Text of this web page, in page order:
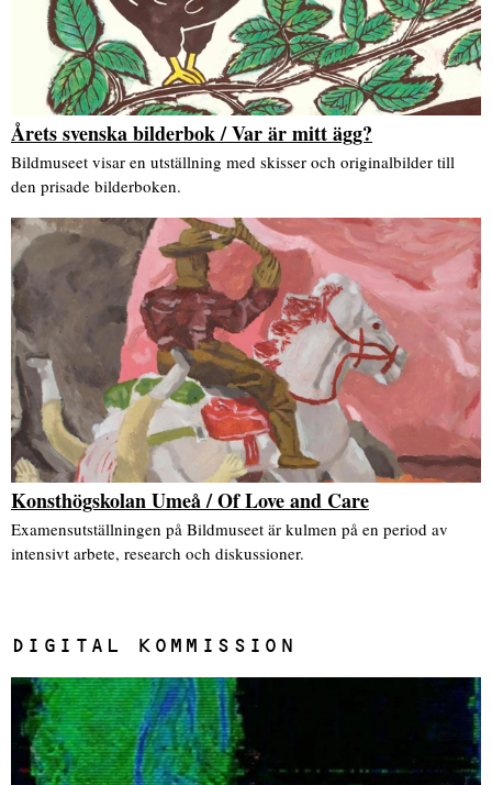
Årets svenska bilderbok / Var är mitt ägg?
Bildmuseet visar en utställning med skisser och originalbilder till
den prisade bilderboken.
Konsthögskolan Umeå / Of Love and Care
Examensutställningen på Bildmuseet är kulmen på en period av
intensivt arbete, research och diskussioner.
DIGITAL KOMMISSION